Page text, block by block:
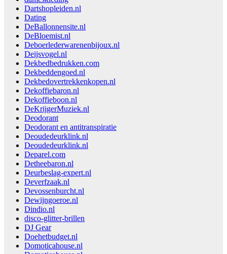
Dartshopleiden.nl
Dating
DeBallonnensite.nl
DeBloemist.nl
Deboerlederwarenenbijoux.nl
Deijsvogel.nl
Dekbedbedrukken.com
Dekbeddengoed.nl
Dekbedovertrekkenkopen.nl
Dekoffiebaron.nl
Dekoffieboon.nl
DeKrijgerMuziek.nl
Deodorant
Deodorant en antitranspiratie
Deoudedeurklink.nl
Deoudedeurklink.nl
Deparel.com
Detheebaron.nl
Deurbeslag-expert.nl
Deverfzaak.nl
Devossenburcht.nl
Dewijngoeroe.nl
Dindio.nl
disco-glitter-brillen
DJ Gear
Doehetbudget.nl
Domoticahouse.nl